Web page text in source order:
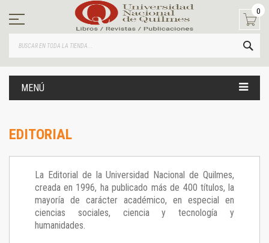
contenido
0
MENÚ
EDITORIAL
La Editorial de la Universidad Nacional de Quilmes,
creada en 1996, ha publicado más de 400 títulos, la
mayoría de carácter académico, en especial en
ciencias sociales, ciencia y tecnología y
humanidades.